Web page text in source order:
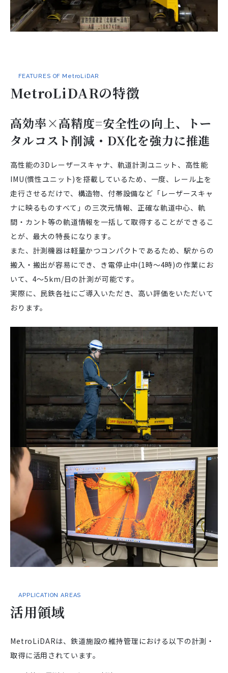
FEATURES OF MetroLiDAR
MetroLiDARの特徴
高効率×高精度=安全性の向上、トー
タルコスト削減・DX化を強力に推進
高性能の3Dレーザースキャナ、軌道計測ユニット、高性能
IMU(慣性ユニット)を搭載しているため、一度、レール上を
走行させるだけで、構造物、付帯設備など「レーザースキャ
ナに映るものすべて」の三次元情報、正確な軌道中心、軌
間・カント等の軌道情報を一括して取得することができるこ
とが、最大の特長になります。
また、計測機器は軽量かつコンパクトであるため、駅からの
搬入・搬出が容易にでき、き電停止中(1時～4時)の作業にお
いて、4～5km/日の計測が可能です。
実際に、民鉄各社にご導入いただき、高い評価をいただいて
おります。
APPLICATION AREAS
活用領域
MetroLiDARは、鉄道施設の維持管理における以下の計測・
取得に活用されています。